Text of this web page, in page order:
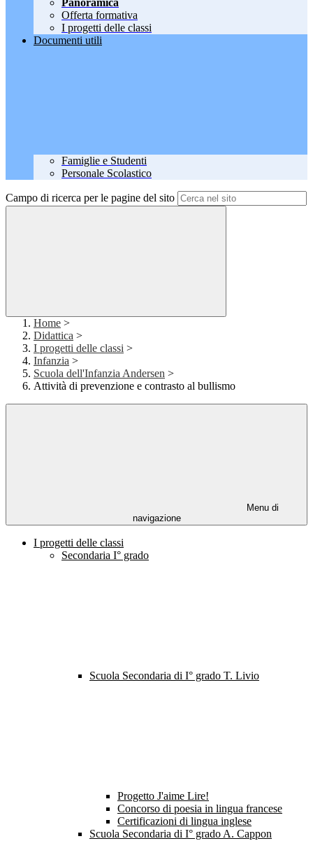
Panoramica
Offerta formativa
I progetti delle classi
Documenti utili
Famiglie e Studenti
Personale Scolastico
Campo di ricerca per le pagine del sito
Home >
Didattica >
I progetti delle classi >
Infanzia >
Scuola dell'Infanzia Andersen >
Attività di prevenzione e contrasto al bullismo
Menu di
navigazione
I progetti delle classi
Secondaria I° grado
Scuola Secondaria di I° grado T. Livio
Progetto J'aime Lire!
Concorso di poesia in lingua francese
Certificazioni di lingua inglese
Scuola Secondaria di I° grado A. Cappon